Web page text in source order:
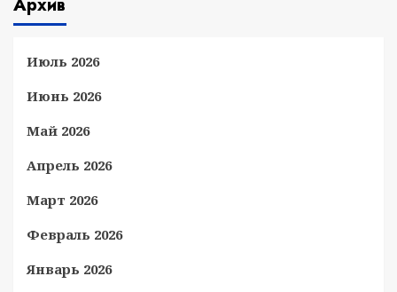
Июль 2026
Июнь 2026
Май 2026
Апрель 2026
Март 2026
Февраль 2026
Январь 2026